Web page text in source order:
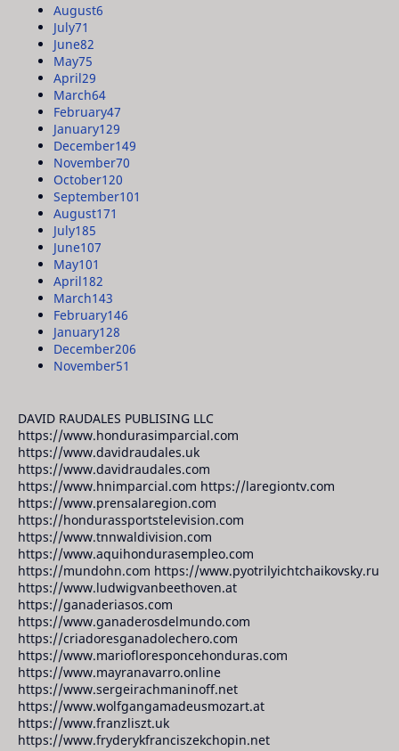
August6
July71
June82
May75
April29
March64
February47
January129
December149
November70
October120
September101
August171
July185
June107
May101
April182
March143
February146
January128
December206
November51
DAVID RAUDALES PUBLISING LLC
https://www.hondurasimparcial.com
https://www.davidraudales.uk
https://www.davidraudales.com
https://www.hnimparcial.com https://laregiontv.com
https://www.prensalaregion.com
https://hondurassportstelevision.com
https://www.tnnwaldivision.com
https://www.aquihondurasempleo.com
https://mundohn.com https://www.pyotrilyichtchaikovsky.ru
https://www.ludwigvanbeethoven.at
https://ganaderiasos.com
https://www.ganaderosdelmundo.com
https://criadoresganadolechero.com
https://www.mariofloresponcehonduras.com
https://www.mayranavarro.online
https://www.sergeirachmaninoff.net
https://www.wolfgangamadeusmozart.at
https://www.franzliszt.uk
https://www.fryderykfranciszekchopin.net